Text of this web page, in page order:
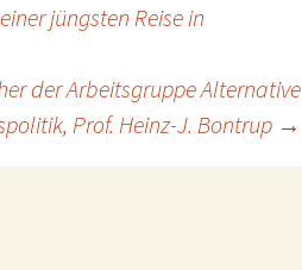
jüngsten Reise in
der Arbeitsgruppe Alternative
Prof. Heinz-J. Bontrup →